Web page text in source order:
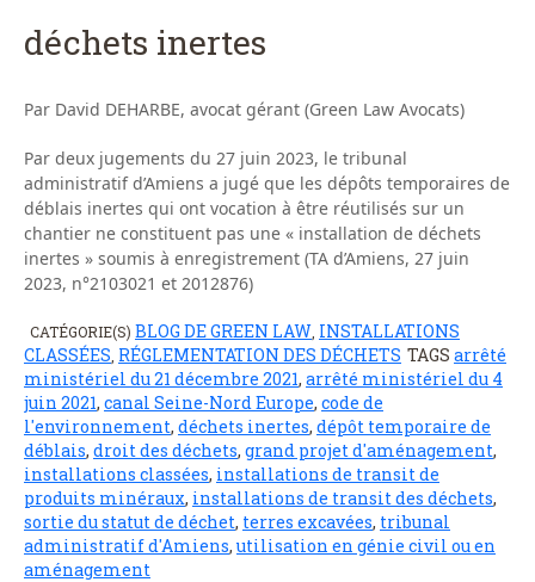
déchets inertes
Par David DEHARBE, avocat gérant (Green Law Avocats)
Par deux jugements du 27 juin 2023, le tribunal
administratif d’Amiens a jugé que les dépôts temporaires de
déblais inertes qui ont vocation à être réutilisés sur un
chantier ne constituent pas une « installation de déchets
inertes » soumis à enregistrement (TA d’Amiens, 27 juin
2023, n°2103021 et 2012876)
CATÉGORIE(S) BLOG DE GREEN LAW INSTALLATIONS
CLASSÉES RÉGLEMENTATION DES DÉCHETS TAGS arrêté
ministériel du 21 décembre 2021, arrêté ministériel du 4
juin 2021, canal Seine-Nord Europe, code de
l'environnement, déchets inertes, dépôt temporaire de
déblais, droit des déchets, grand projet d'aménagement,
installations classées, installations de transit de
produits minéraux, installations de transit des déchets,
sortie du statut de déchet, terres excavées, tribunal
administratif d'Amiens,utilisation en génie civil ou en
aménagement